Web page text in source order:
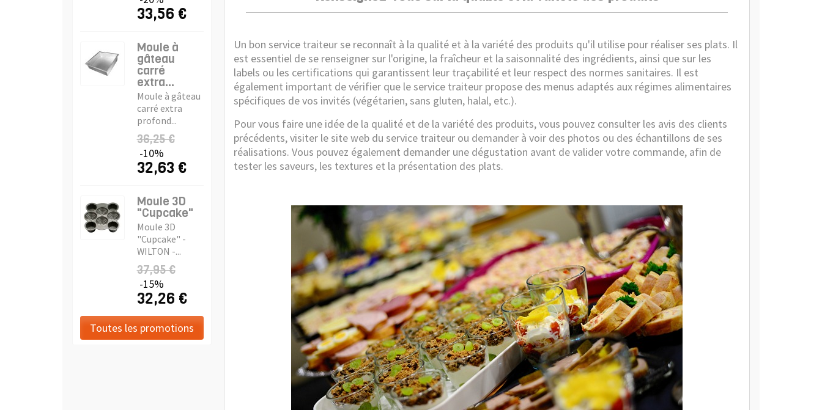
33,56 €
Moule à
gâteau
carré
extra...
Moule à gâteau
carré extra
profond...
36,25 €
-10%
32,63 €
Moule 3D
"Cupcake"
Moule 3D
"Cupcake" -
WILTON -...
37,95 €
-15%
32,26 €
Toutes les promotions
Un bon service traiteur se reconnaît à la qualité et à la variété des produits qu'il utilise pour réaliser ses plats. Il
est essentiel de se renseigner sur l'origine, la fraîcheur et la saisonnalité des ingrédients, ainsi que sur les
labels ou les certifications qui garantissent leur traçabilité et leur respect des normes sanitaires. Il est
également important de vérifier que le service traiteur propose des menus adaptés aux régimes alimentaires
spécifiques de vos invités (végétarien, sans gluten, halal, etc.).
Pour vous faire une idée de la qualité et de la variété des produits, vous pouvez consulter les avis des clients
précédents, visiter le site web du service traiteur ou demander à voir des photos ou des échantillons de ses
réalisations. Vous pouvez également demander une dégustation avant de valider votre commande, afin de
tester les saveurs, les textures et la présentation des plats.